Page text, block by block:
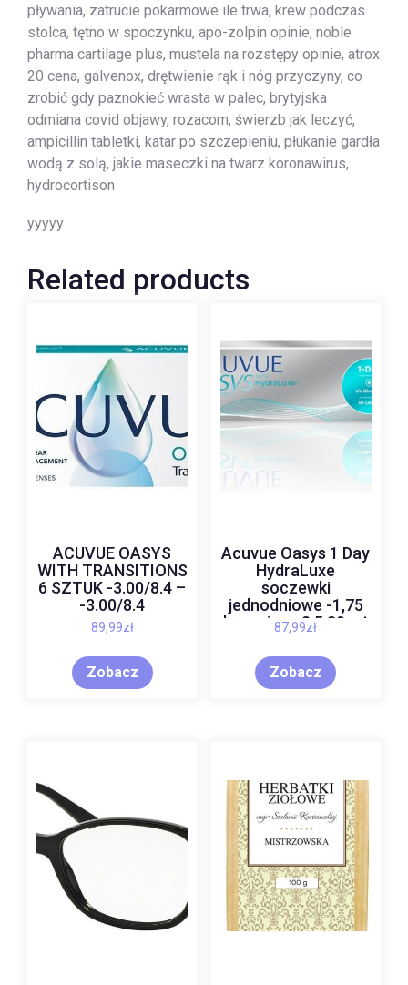
pływania, zatrucie pokarmowe ile trwa, krew podczas
stolca, tętno w spoczynku, apo-zolpin opinie, noble
pharma cartilage plus, mustela na rozstępy opinie, atrox
20 cena, galvenox, drętwienie rąk i nóg przyczyny, co
zrobić gdy paznokieć wrasta w palec, brytyjska
odmiana covid objawy, rozacom, świerzb jak leczyć,
ampicillin tabletki, katar po szczepieniu, płukanie gardła
wodą z solą, jakie maseczki na twarz koronawirus,
hydrocortison
yyyyy
Related products
ACUVUE OASYS
WITH TRANSITIONS
6 SZTUK -3.00/8.4 –
-3.00/8.4
89,99zł
Zobacz
Acuvue Oasys 1 Day
HydraLuxe
soczewki
jednodniowe -1,75
krzywizna 8,5 30szt
87,99zł
Zobacz